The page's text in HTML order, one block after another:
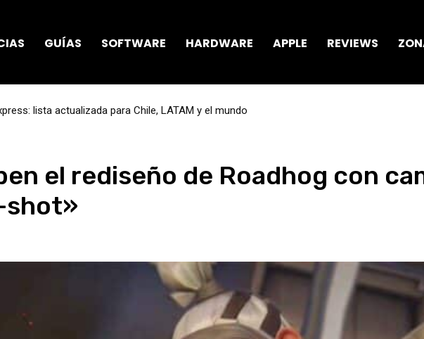
GUÍAS SOFTWARE HARDWARE APPLE REVIEWS
lista actualizada para Chile, LATAM y el mundo
el rediseño de Roadhog con
shot»